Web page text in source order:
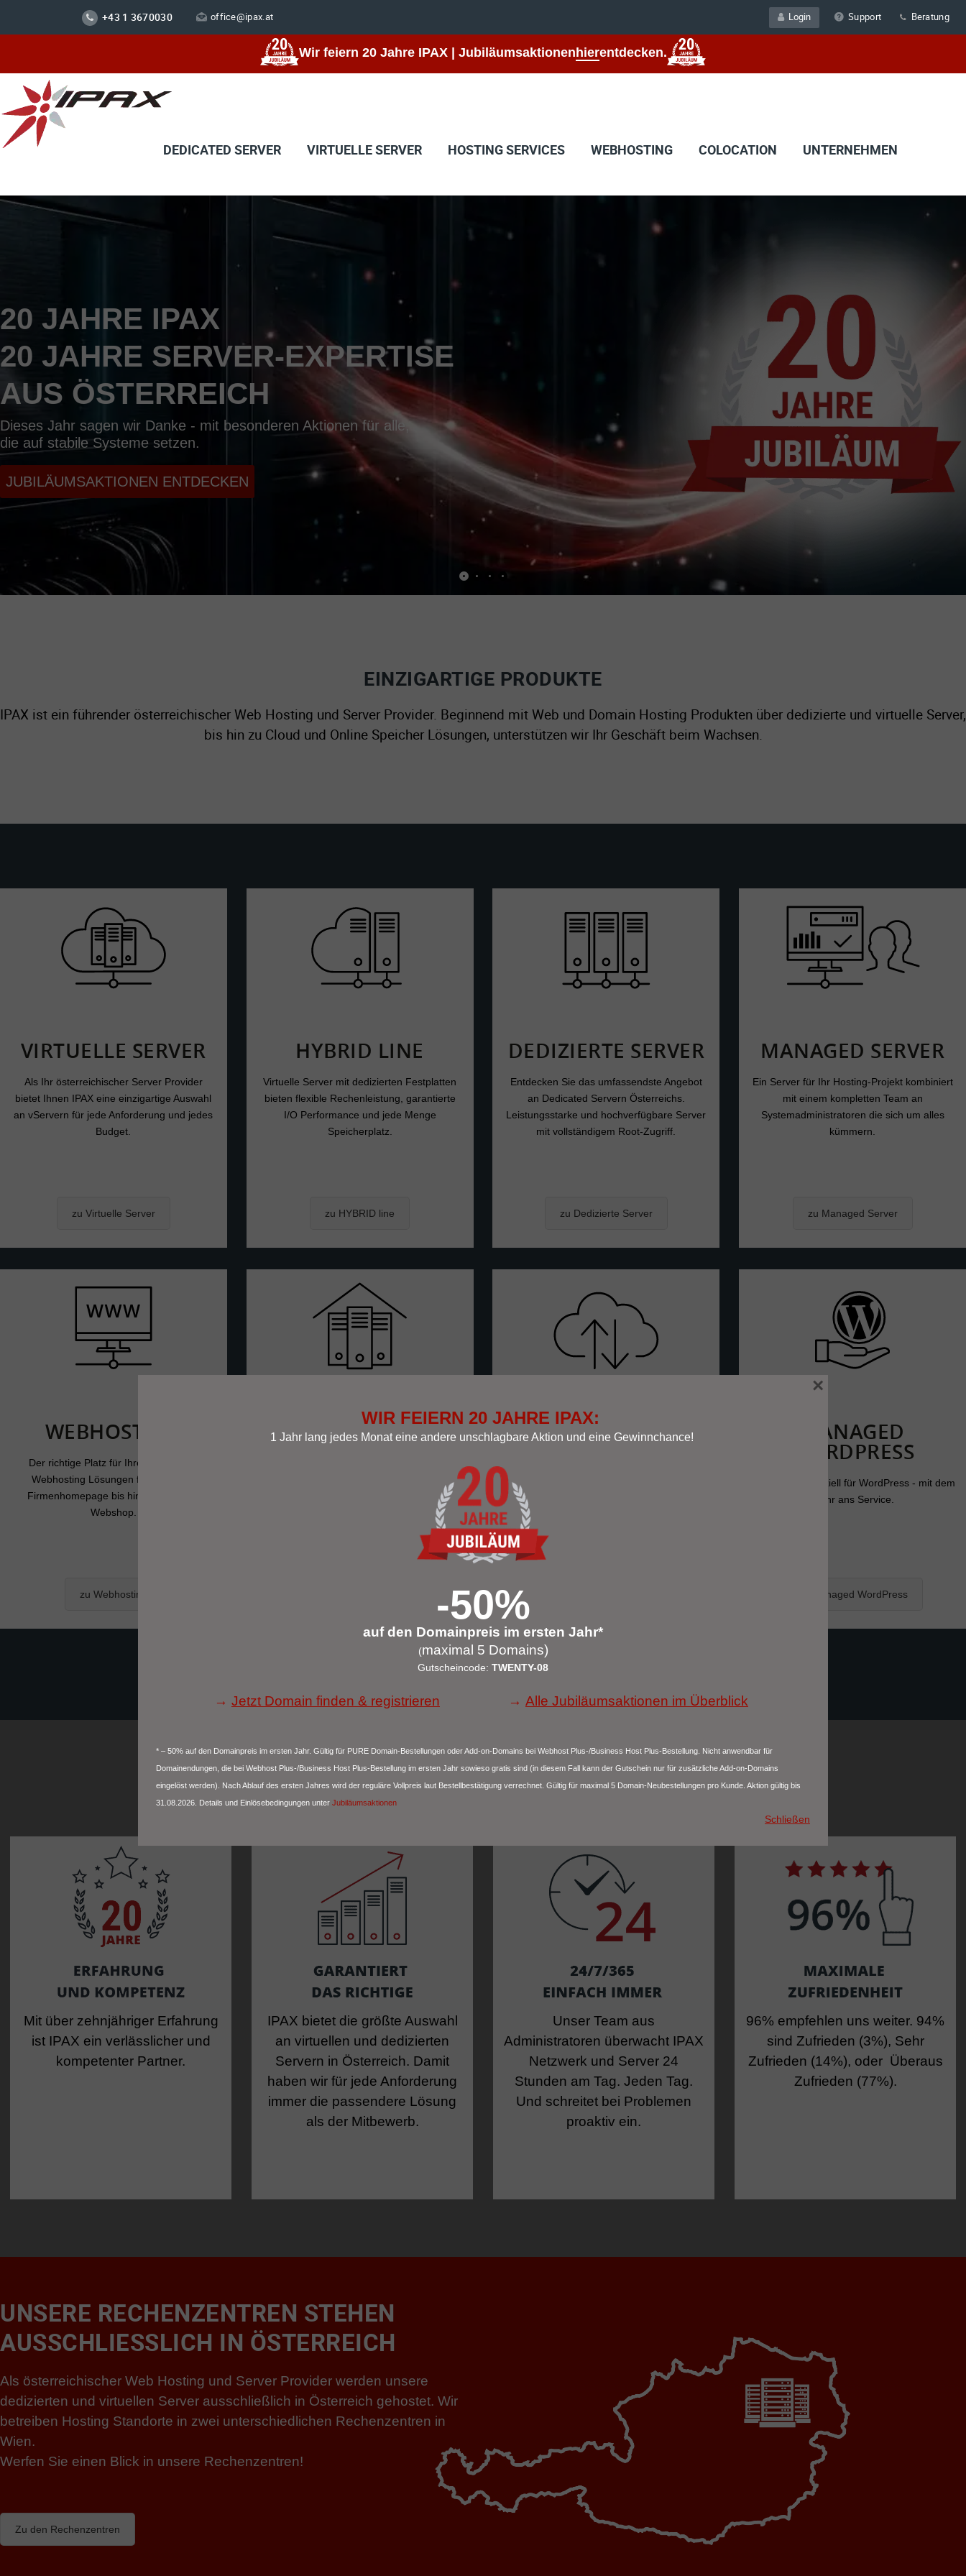
+43 1 3670030 office@ipax.at Support Beratung
Login
Wir feiern 20 Jahre IPAX | Jubiläumsaktionenhierentdecken.
DEDICATED SERVER VIRTUELLE SERVER HOSTING SERVICES WEBHOSTING COLOCATION UNTERNEHMEN
Dieses Jahr sagen wir Danke - mit besonderen Aktionen für alle,
die auf stabile Systeme setzen.
20 JAHRE IPAX
20 JAHRE SERVER-EXPERTISE
AUS ÖSTERREICH
JUBILÄUMSAKTIONEN ENTDECKEN
EINZIGARTIGE PRODUKTE
IPAX ist ein führender österreichischer Web Hosting und Server Provider. Beginnend mit Web und Domain Hosting Produkten über dedizierte und virtuelle Server,
bis hin zu Cloud und Online Speicher Lösungen, unterstützen wir Ihr Geschäft beim Wachsen.
VIRTUELLE SERVER
Als Ihr österreichischer Server Provider
bietet Ihnen IPAX eine einzigartige Auswahl
an vServern für jede Anforderung und jedes
Budget.
zu Virtuelle Server
HYBRID LINE
Virtuelle Server mit dedizierten Festplatten
bieten flexible Rechenleistung, garantierte
I/O Performance und jede Menge
Speicherplatz.
zu HYBRID line
DEDIZIERTE SERVER
Entdecken Sie das umfassendste Angebot
an Dedicated Servern Österreichs.
Leistungsstarke und hochverfügbare Server
mit vollständigem Root-Zugriff.
zu Dedizierte Server
MANAGED SERVER
Ein Server für Ihr Hosting-Projekt kombiniert
mit einem kompletten Team an
Systemadministratoren die sich um alles
kümmern.
zu Managed Server
WEBHOSTING
Der richtige Platz für Ihre Homepage.
Webhosting Lösungen für die kleine
Firmenhomepage bis hin zum großen
Webshop.
zu Webhosting
SERVERHOUSING
hochverfügbare Server-Unterbringung für
CLOUD SPEICHER
Zusammenarbeiten im Team. Mit dem IPAX
Cloud Speicher sind Ihre Daten sicher
verwahrt und überall für Sie abrufbar.
MANAGED
WORDPRESS
Webhosting speziell für WordPress - mit dem
Mehr ans Service.
zu Managed WordPress
WARUM FÜR IPAX ENTSCHEIDEN
Mit über zehnjähriger Erfahrung
ist IPAX ein verlässlicher und
kompetenter Partner.
IPAX bietet die größte Auswahl
an virtuellen und dedizierten
Servern in Österreich. Damit
haben wir für jede Anforderung
immer die passendere Lösung
als der Mitbewerb.
Unser Team aus
Administratoren überwacht IPAX
Netzwerk und Server 24
Stunden am Tag. Jeden Tag.
Und schreitet bei Problemen
proaktiv ein.
96% empfehlen uns weiter. 94%
sind Zufrieden (3%), Sehr
Zufrieden (14%), oder Überaus
Zufrieden (77%).
UNSERE RECHENZENTREN STEHEN
AUSSCHLIESSLICH IN ÖSTERREICH
Als österreichischer Web Hosting und Server Provider werden unsere
dedizierten und virtuellen Server ausschließlich in Österreich gehostet. Wir
betreiben Hosting Standorte in zwei unterschiedlichen Rechenzentren in
Wien.
Werfen Sie einen Blick in unsere Rechenzentren!
Zu den Rechenzentren
WIR FEIERN 20 JAHRE IPAX:
1 Jahr lang jedes Monat eine andere unschlagbare Aktion und eine Gewinnchance!
-50%
auf den Domainpreis im ersten Jahr*
(maximal 5 Domains)
Gutscheincode: TWENTY-08
→ Jetzt Domain finden & registrieren → Alle Jubiläumsaktionen im Überblick
* – 50% auf den Domainpreis im ersten Jahr. Gültig für PURE Domain-Bestellungen oder Add-on-Domains bei Webhost Plus-/Business Host Plus-Bestellung. Nicht anwendbar für
Domainendungen, die bei Webhost Plus-/Business Host Plus-Bestellung im ersten Jahr sowieso gratis sind (in diesem Fall kann der Gutschein nur für zusätzliche Add-on-Domains
eingelöst werden). Nach Ablauf des ersten Jahres wird der reguläre Vollpreis laut Bestellbestätigung verrechnet. Gültig für maximal 5 Domain-Neubestellungen pro Kunde. Aktion gültig bis
31.08.2026. Details und Einlösebedingungen unter Jubiläumsaktionen
Schließen
×